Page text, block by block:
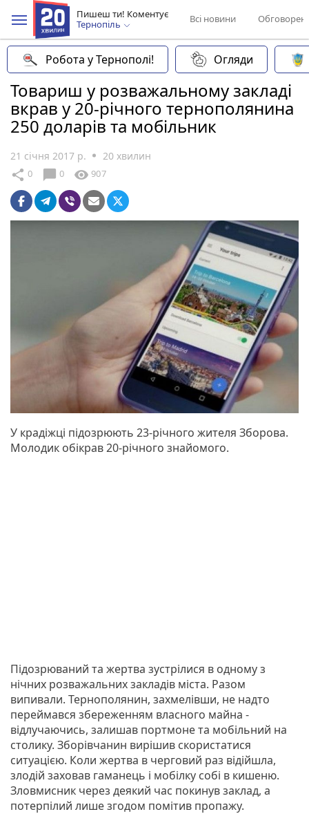
Пишеш ти! Коментує
Тернопіль
Всі новини
Робота у Тернополі! Огляди
Товариш у розважальному закладі
вкрав у 20-річного тернополянина
250 доларів та мобільник
21 січня 2017 р. 20 хвилин
share 0 chat_bubble 0 visibility 907
У крадіжці підозрюють 23-річного жителя Зборова.
Молодик обікрав 20-річного знайомого.
Підозрюваний та жертва зустрілися в одному з
нічних розважальних закладів міста. Разом
випивали. Тернополянин, захмелівши, не надто
переймався збереженням власного майна -
відлучаючись, залишав портмоне та мобільний на
столику. Зборівчанин вирішив скористатися
ситуацією. Коли жертва в черговий раз відійшла,
злодій заховав гаманець і мобілку собі в кишеню.
Зловмисник через деякий час покинув заклад, а
потерпілий лише згодом помітив пропажу.